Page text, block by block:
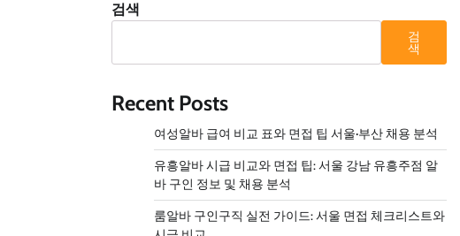
검색
검
색
Recent Posts
여성알바 급여 비교 표와 면접 팁 서울·부산 채용 분석
유흥알바 시급 비교와 면접 팁: 서울 강남 유흥주점 알
바 구인 정보 및 채용 분석
룸알바 구인구직 실전 가이드: 서울 면접 체크리스트와